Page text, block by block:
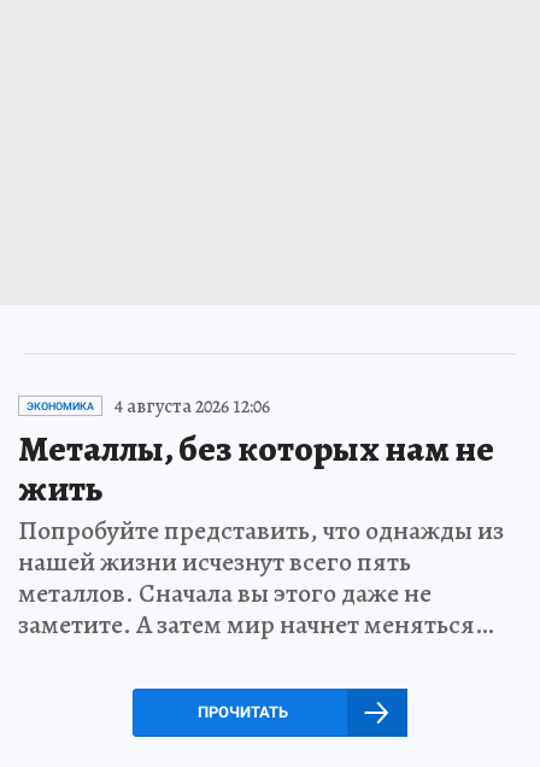
ЭКОНОМИКА 4 августа 2026 12:06
Металлы, без которых нам не
жить
Попробуйте представить, что однажды из
нашей жизни исчезнут всего пять
металлов. Сначала вы этого даже не
заметите. А затем мир начнет меняться…
ПРОЧИТАТЬ